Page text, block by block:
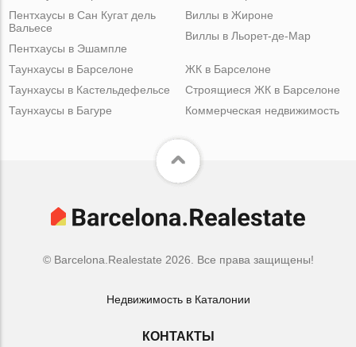
Пентхаусы в Сан Кугат дель
Вальесе
Пентхаусы в Эшампле
Виллы в Жироне
Виллы в Льорет-де-Мар
Таунхаусы в Барселоне
Таунхаусы в Кастельдефельсе
Таунхаусы в Багуре
ЖК в Барселоне
Строящиеся ЖК в Барселоне
Коммерческая недвижимость
© Barcelona.Realestate 2026. Все права защищены!
Недвижимость в Каталонии
КОНТАКТЫ